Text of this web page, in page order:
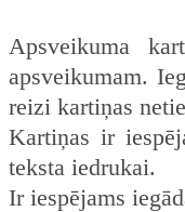
Apsveikuma
apsveikumam.
reizi kartiņas
Kartiņas ir
teksta iedrukai.
Ir iespējams